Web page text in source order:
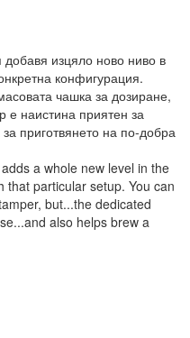
изцяло ново ниво в
конфигурация.
чашка за дозиране,
е наистина приятен за
приготвянето на по-добра
a whole new level in the
that particular setup. You can
but...the dedicated
also helps brew a